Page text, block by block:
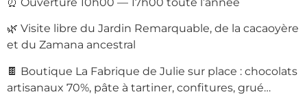
🌿 Visite libre du Jardin Remarquable, de la cacaoyère
et du Zamana ancestral
🍫 Boutique La Fabrique de Julie sur place : chocolats
artisanaux 70%, pâte à tartiner, confitures, grué…